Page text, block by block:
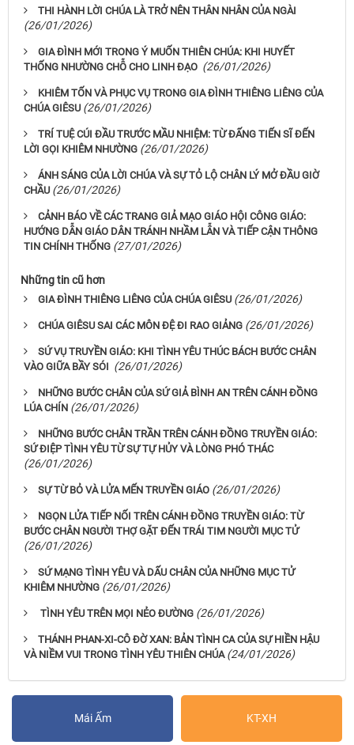
THI HÀNH LỜI CHÚA LÀ TRỞ NÊN THÂN NHÂN CỦA NGÀI
(26/01/2026)
GIA ĐÌNH MỚI TRONG Ý MUỐN THIÊN CHÚA: KHI HUYẾT
THỐNG NHƯỜNG CHỖ CHO LINH ĐẠO (26/01/2026)
KHIÊM TỐN VÀ PHỤC VỤ TRONG GIA ĐÌNH THIÊNG LIÊNG CỦA
CHÚA GIÊSU (26/01/2026)
TRÍ TUỆ CÚI ĐẦU TRƯỚC MẦU NHIỆM: TỪ ĐẤNG TIẾN SĨ ĐẾN
LỜI GỌI KHIÊM NHƯỜNG (26/01/2026)
ÁNH SÁNG CỦA LỜI CHÚA VÀ SỰ TỎ LỘ CHÂN LÝ MỞ ĐẦU GIỜ
CHẦU (26/01/2026)
CẢNH BÁO VỀ CÁC TRANG GIẢ MẠO GIÁO HỘI CÔNG GIÁO:
HƯỚNG DẪN GIÁO DÂN TRÁNH NHẦM LẪN VÀ TIẾP CẬN THÔNG
TIN CHÍNH THỐNG (27/01/2026)
Những tin cũ hơn
GIA ĐÌNH THIÊNG LIÊNG CỦA CHÚA GIÊSU (26/01/2026)
CHÚA GIÊSU SAI CÁC MÔN ĐỆ ĐI RAO GIẢNG (26/01/2026)
SỨ VỤ TRUYỀN GIÁO: KHI TÌNH YÊU THÚC BÁCH BƯỚC CHÂN
VÀO GIỮA BẦY SÓI (26/01/2026)
NHỮNG BƯỚC CHÂN CỦA SỨ GIẢ BÌNH AN TRÊN CÁNH ĐỒNG
LÚA CHÍN (26/01/2026)
NHỮNG BƯỚC CHÂN TRẦN TRÊN CÁNH ĐỒNG TRUYỀN GIÁO:
SỨ ĐIỆP TÌNH YÊU TỪ SỰ TỰ HỦY VÀ LÒNG PHÓ THÁC
(26/01/2026)
SỰ TỪ BỎ VÀ LỬA MẾN TRUYỀN GIÁO (26/01/2026)
NGỌN LỬA TIẾP NỐI TRÊN CÁNH ĐỒNG TRUYỀN GIÁO: TỪ
BƯỚC CHÂN NGƯỜI THỢ GẶT ĐẾN TRÁI TIM NGƯỜI MỤC TỬ
(26/01/2026)
SỨ MẠNG TÌNH YÊU VÀ DẤU CHÂN CỦA NHỮNG MỤC TỬ
KHIÊM NHƯỜNG (26/01/2026)
​​​​​​​ TÌNH YÊU TRÊN MỌI NẺO ĐƯỜNG (26/01/2026)
THÁNH PHAN-XI-CÔ ĐỜ XAN: BẢN TÌNH CA CỦA SỰ HIỀN HẬU
VÀ NIỀM VUI TRONG TÌNH YÊU THIÊN CHÚA (24/01/2026)
Mái Ấm KT-XH